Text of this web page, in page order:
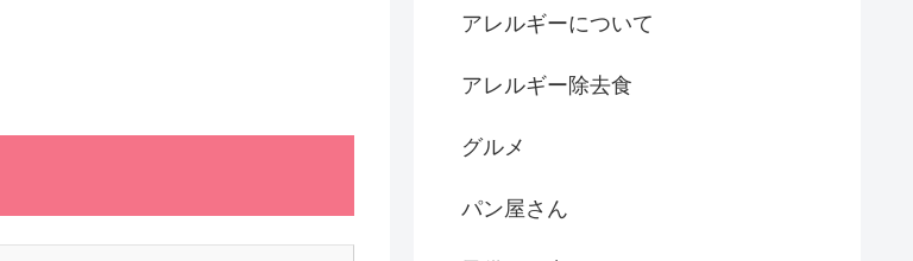
アレルギーについて
アレルギー除去食
グルメ
パン屋さん